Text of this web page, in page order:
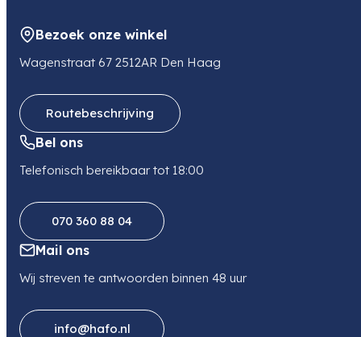
Bezoek onze winkel
Wagenstraat 67 2512AR Den Haag
Routebeschrijving
Bel ons
Telefonisch bereikbaar tot 18:00
070 360 88 04
Mail ons
Wij streven te antwoorden binnen 48 uur
info@hafo.nl